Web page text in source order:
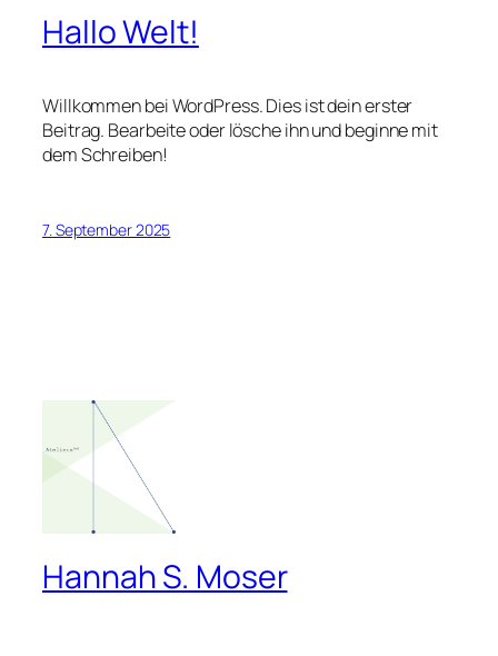
Hallo Welt!
Willkommen bei WordPress. Dies ist dein erster
Beitrag. Bearbeite oder lösche ihn und beginne mit
dem Schreiben!
7. September 2025
Hannah S. Moser